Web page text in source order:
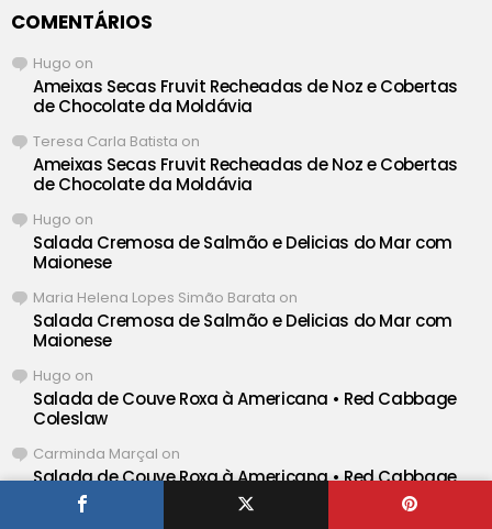
COMENTÁRIOS
Hugo on
Ameixas Secas Fruvit Recheadas de Noz e Cobertas
de Chocolate da Moldávia
Teresa Carla Batista on
Ameixas Secas Fruvit Recheadas de Noz e Cobertas
de Chocolate da Moldávia
Hugo on
Salada Cremosa de Salmão e Delicias do Mar com
Maionese
Maria Helena Lopes Simão Barata on
Salada Cremosa de Salmão e Delicias do Mar com
Maionese
Hugo on
Salada de Couve Roxa à Americana • Red Cabbage
Coleslaw
Carminda Marçal on
Salada de Couve Roxa à Americana • Red Cabbage
Coleslaw